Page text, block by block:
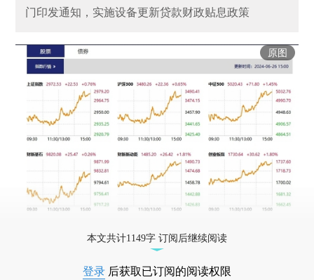
门印发通知，实施设备更新贷款财政贴息政策
原图
本文共计1149字 订阅后继续阅读
登录 后获取已订阅的阅读权限